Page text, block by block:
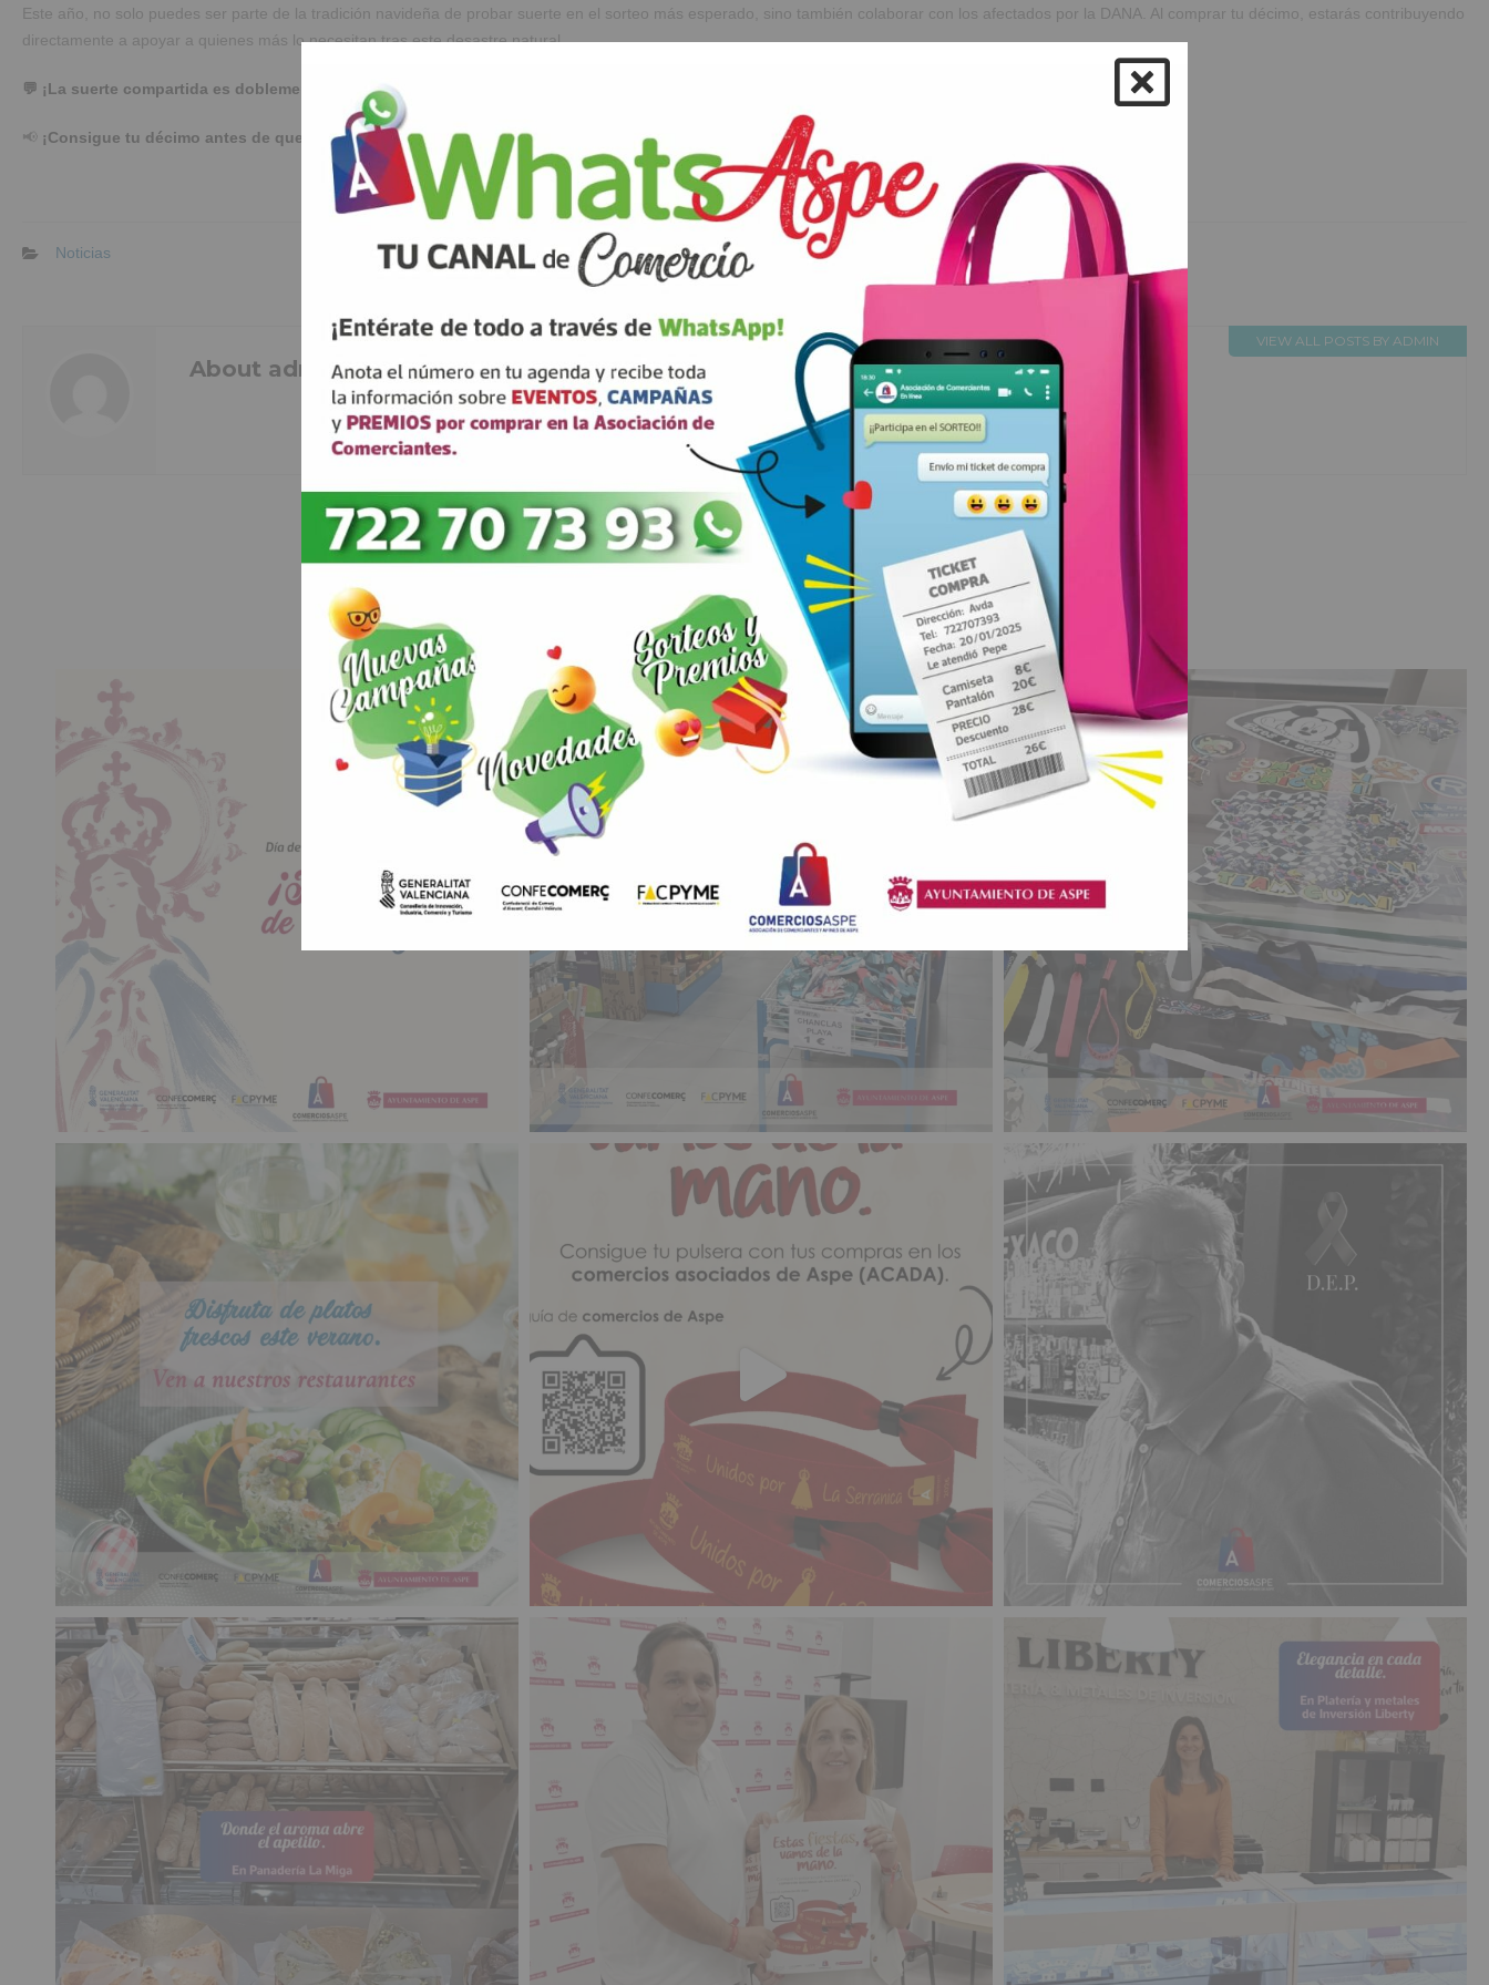
Este año, no solo puedes ser parte de la tradición navideña de probar suerte en el sorteo más esperado, sino también colaborar con los afectados por la DANA. Al comprar tu décimo, estarás contribuyendo
directamente a apoyar a quienes más lo necesitan tras este desastre natural.
💬 ¡La suerte compartida es doblemente mágica!Haz tu compra en los puntos de venta autorizados, apoya al comercio local y sé parte de este gesto solidario.
📢 ¡Consigue tu décimo antes de que se agoten y reparte ilusión esta Navidad! 🎁💫
Noticias
About admin
VIEW ALL POSTS BY ADMIN
ANTERIOR SIGUIENTE